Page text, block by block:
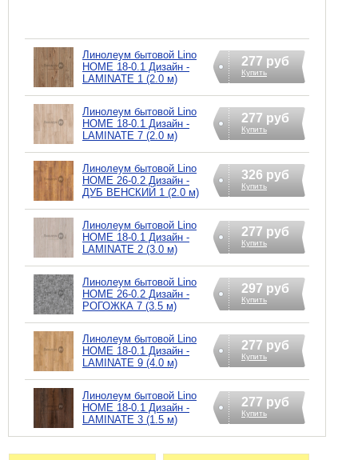
Линолеум бытовой Lino
HOME 18-0.1 Дизайн -
LAMINATE 1 (2.0 м)
277 руб
Купить
Линолеум бытовой Lino
HOME 18-0.1 Дизайн -
LAMINATE 7 (2.0 м)
277 руб
Купить
Линолеум бытовой Lino
HOME 26-0.2 Дизайн -
ДУБ ВЕНСКИЙ 1 (2.0 м)
326 руб
Купить
Линолеум бытовой Lino
HOME 18-0.1 Дизайн -
LAMINATE 2 (3.0 м)
277 руб
Купить
Линолеум бытовой Lino
HOME 26-0.2 Дизайн -
РОГОЖКА 7 (3.5 м)
297 руб
Купить
Линолеум бытовой Lino
HOME 18-0.1 Дизайн -
LAMINATE 9 (4.0 м)
277 руб
Купить
Линолеум бытовой Lino
HOME 18-0.1 Дизайн -
LAMINATE 3 (1.5 м)
277 руб
Купить